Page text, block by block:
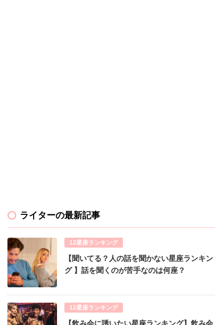
ライターの最新記事
12星座ランキング
【聞いてる？人の話を聞かない星座ランキン
グ 】話を聞くのが苦手なのは何座？
12星座ランキング